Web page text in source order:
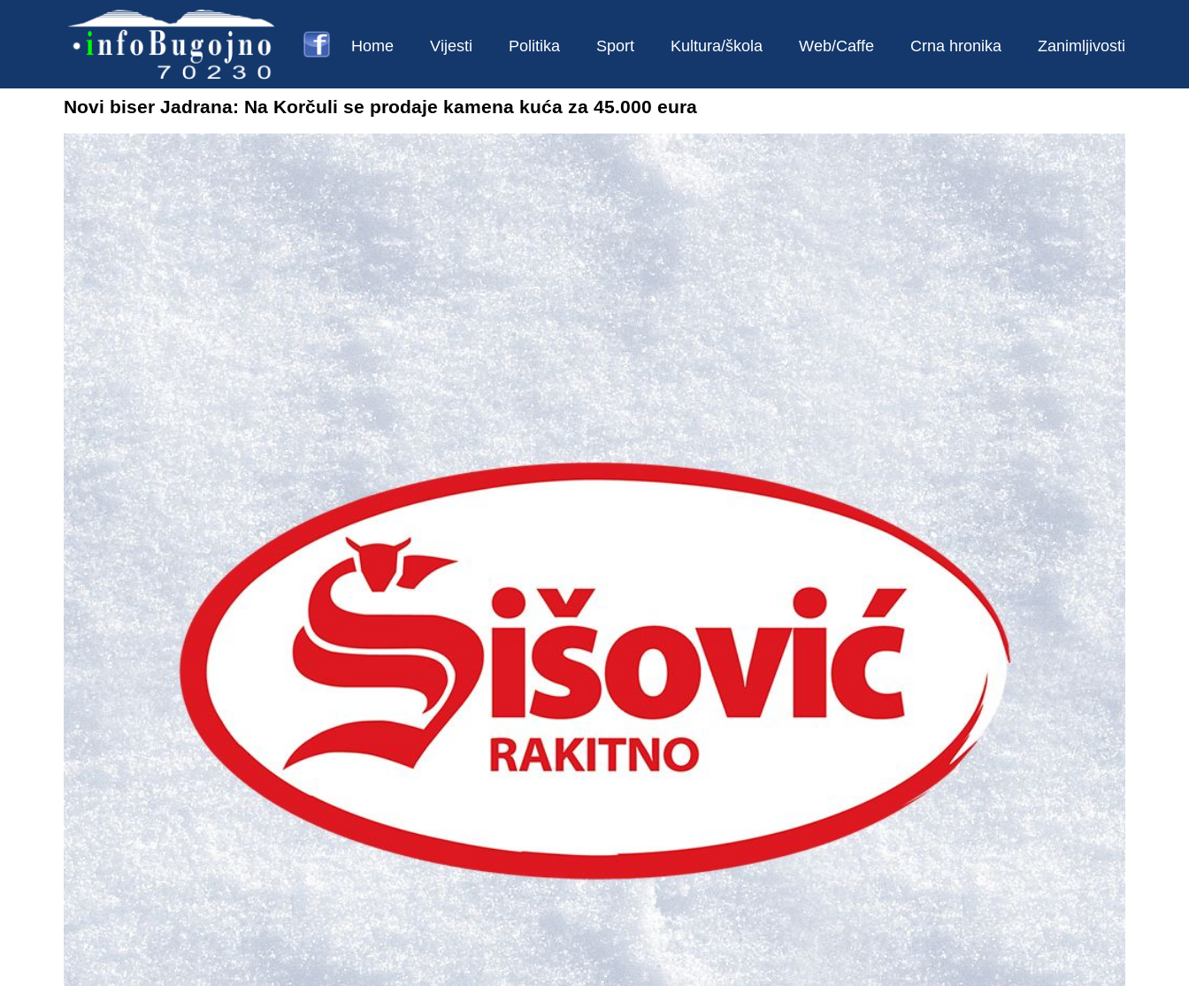
Home Vijesti Politika Sport Kultura/škola Web/Caffe Crna hronika Zanimljivosti
Novi biser Jadrana: Na Korčuli se prodaje kamena kuća za 45.000 eura